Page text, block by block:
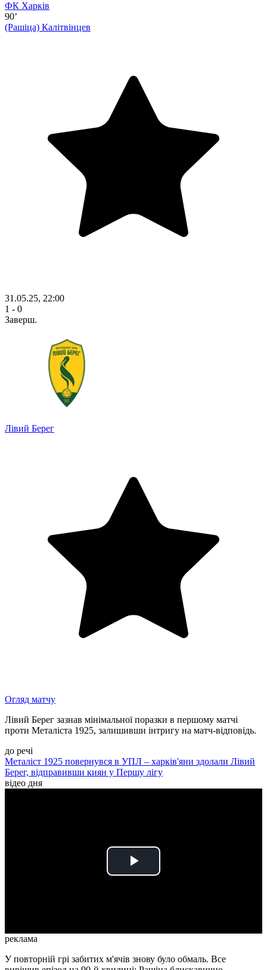
ФК Харків
90’
(Рашіца) Калітвінцев
31.05.25, 22:00
1 - 0
Заверш.
Лівий Берег
Огляд матчу
Лівий Берег зазнав мінімальної поразки в першому матчі
проти Металіста 1925, залишивши інтригу на матч-відповідь.
до речі
Металіст 1925 повернувся в УПЛ – харків'яни здолали Лівий
Берег, відправивши киян у Першу лігу
відео дня
Play
реклама
У повторній грі забитих м'ячів знову було обмаль. Все